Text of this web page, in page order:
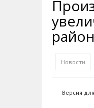
Их надо
Колымы
Наркоте
Аварии
Новости
Версия